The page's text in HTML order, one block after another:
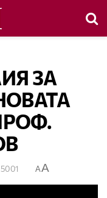
ЗА
5001 AA